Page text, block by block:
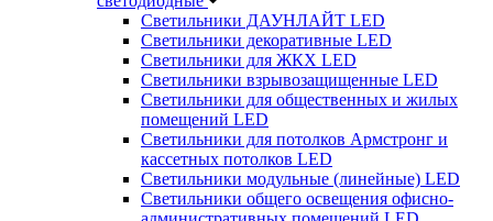
Светильники ДАУНЛАЙТ LED
Светильники декоративные LED
Светильники для ЖКХ LED
Светильники взрывозащищенные LED
Светильники для общественных и жилых
помещений LED
Светильники для потолков Армстронг и
кассетных потолков LED
Светильники модульные (линейные) LED
Светильники общего освещения офисно-